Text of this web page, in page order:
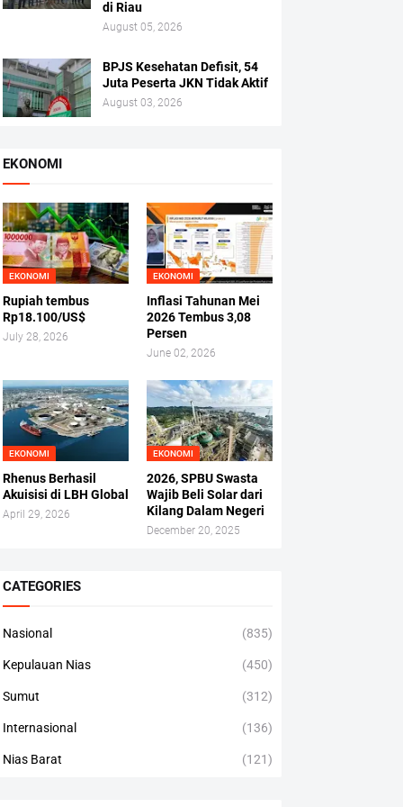
di Riau
August 05, 2026
BPJS Kesehatan Defisit, 54
Juta Peserta JKN Tidak Aktif
August 03, 2026
EKONOMI
EKONOMI
Rupiah tembus
Rp18.100/US$
July 28, 2026
EKONOMI
Inflasi Tahunan Mei
2026 Tembus 3,08
Persen
June 02, 2026
EKONOMI
Rhenus Berhasil
Akuisisi di LBH Global
April 29, 2026
EKONOMI
2026, SPBU Swasta
Wajib Beli Solar dari
Kilang Dalam Negeri
December 20, 2025
CATEGORIES
Nasional (835)
Kepulauan Nias (450)
Sumut (312)
Internasional (136)
Nias Barat (121)